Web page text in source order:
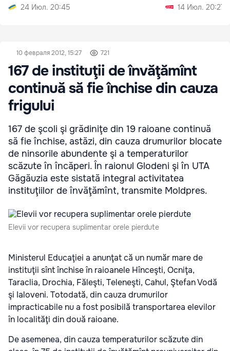
24 Июл. 20:45
14 Июл. 20:27
10 февраля 2012, 15:27 721
167 de instituţii de învăţămînt
continuă să fie închise din cauza
frigului
167 de şcoli şi grădiniţe din 19 raioane continuă
să fie închise, astăzi, din cauza drumurilor blocate
de ninsorile abundente şi a temperaturilor
scăzute în încăperi. În raionul Glodeni şi în UTA
Găgăuzia este sistată integral activitatea
instituţiilor de învăţămînt, transmite Moldpres.
Elevii vor recupera suplimentar orele pierdute
Ministerul Educaţiei a anunţat că un număr mare de
instituţii sînt închise în raioanele Hînceşti, Ocniţa,
Taraclia, Drochia, Făleşti, Teleneşti, Cahul, Ştefan Vodă
şi Ialoveni. Totodată, din cauza drumurilor
impracticabile nu a fost posibilă transportarea elevilor
în localităţi din două raioane.
De asemenea, din cauza temperaturilor scăzute din